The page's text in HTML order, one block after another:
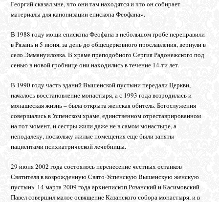
Георгий сказал мне, что они там находятся и что он собирает
материалы для канонизации епископа Феофана».
В 1988 году мощи епископа Феофана в небольшом гробе переправили
в Рязань и 5 июня, за день до общецерковного прославления, вернули в
село Эммануиловка. В храме преподобного Сергия Радонежского под
сенью в новой гробнице они находились в течение 14-ти лет.
В 1990 году часть зданий Вышенской пустыни передали Церкви,
началось восстановление монастыря, а с 1993 года возродилась и
монашеская жизнь – была открыта женская обитель. Богослужения
совершались в Успенском храме, единственном отреставрированном
на тот момент, и сестры жили даже не в самом монастыре, а
неподалеку, поскольку жилые помещения еще были заняты
пациентами психиатрической лечебницы.
29 июня 2002 года состоялось перенесение честных останков
Святителя в возрожденную Свято-Успенскую Вышенскую женскую
пустынь. 14 марта 2009 года архиепископ Рязанский и Касимовский
Павел совершил малое освящение Казанского собора монастыря, и в